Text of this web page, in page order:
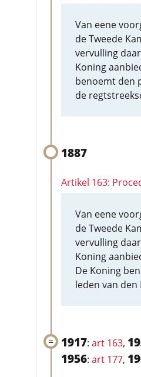
Van eene
de Tweede
vervulling
Koning
benoemt den
de
1887
Artikel 163:
Van eene
de Tweede
vervulling
Koning
De Koning
leden van den
1917: art 163,
1956: art 177,